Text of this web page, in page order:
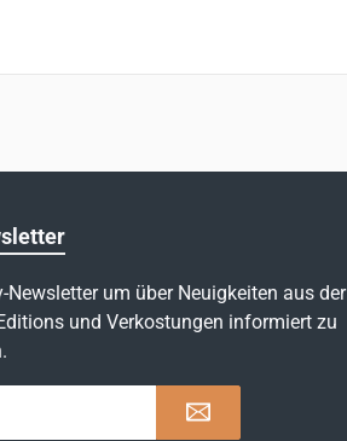
um über Neuigkeiten aus der
und Verkostungen informiert zu